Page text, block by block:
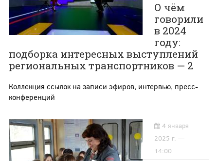
О чём
говорили
в 2024
году:
подборка интересных выступлений
региональных транспортников — 2
Коллекция ссылок на записи эфиров, интервью, пресс-
конференций
4 января
2025 г. —
14:00